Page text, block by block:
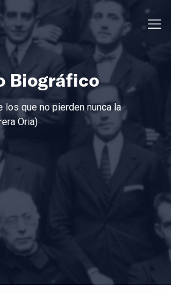
Biográfico
que no pierden nunca la
Oria)